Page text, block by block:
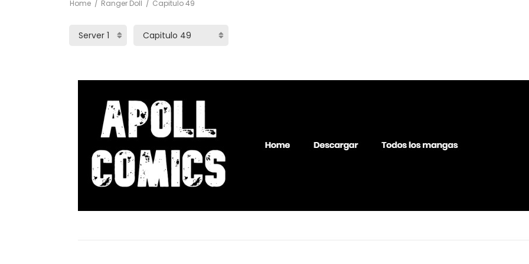
Home Ranger Doll Capitulo 49